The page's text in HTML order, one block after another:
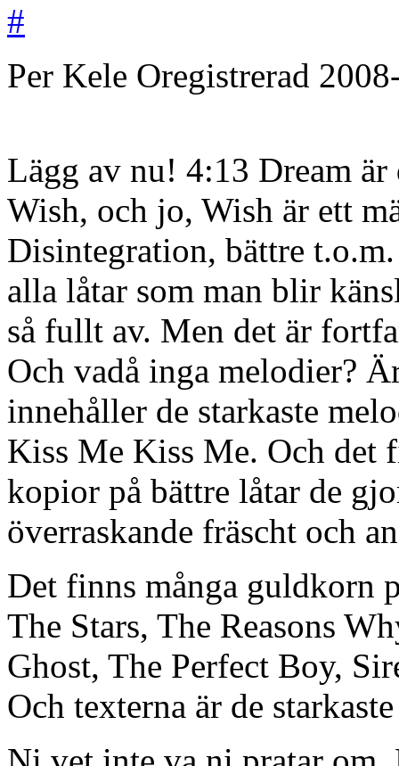
#
Per Kele Oregistrerad
Lägg av nu! 4:13 Dream är
Wish, och jo, Wish är ett
Disintegration, bättre
alla låtar som man blir
så fullt av. Men det är
Och vadå inga melodier?
innehåller de starkaste
Kiss Me Kiss Me. Och det
kopior på bättre låtar de
överraskande fräscht och
Det finns många guldkorn
The Stars, The Reasons
Ghost, The Perfect Boy,
Och texterna är de